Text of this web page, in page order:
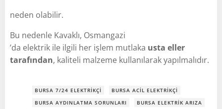
neden olabilir.
Bu nedenle Kavaklı, Osmangazi
’da elektrik ile ilgili her işlem mutlaka usta eller
tarafından, kaliteli malzeme kullanılarak yapılmalıdır.
BURSA 7/24 ELEKTRIKÇI
BURSA ACIL ELEKTRIKÇI
BURSA AYDINLATMA SORUNLARI
BURSA ELEKTRIK ARIZA